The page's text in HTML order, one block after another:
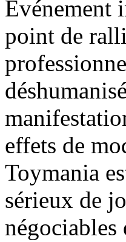
Evénement
point de
effets de
Toymania
sérieux de
négociables